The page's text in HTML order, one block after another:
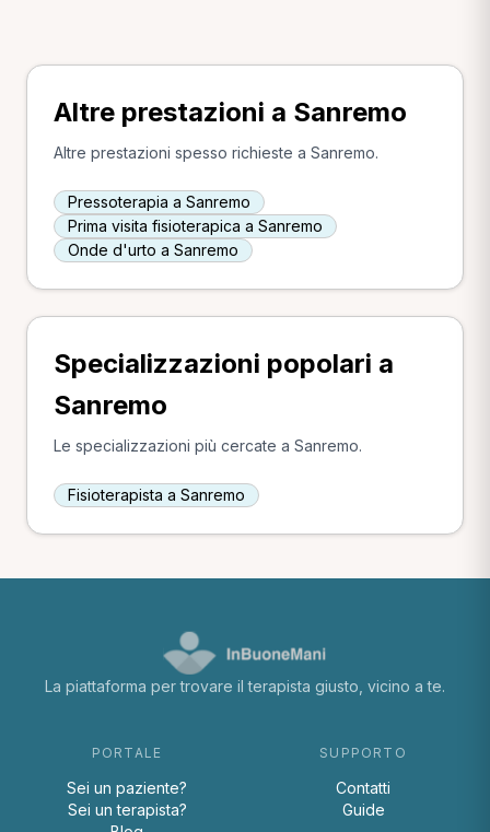
Altre prestazioni a Sanremo
Altre prestazioni spesso richieste a Sanremo.
Pressoterapia a Sanremo
Prima visita fisioterapica a Sanremo
Onde d'urto a Sanremo
Specializzazioni popolari a
Sanremo
Le specializzazioni più cercate a Sanremo.
Fisioterapista a Sanremo
La piattaforma per trovare il terapista giusto, vicino a te.
PORTALE
Sei un paziente?
Sei un terapista?
SUPPORTO
Contatti
Guide